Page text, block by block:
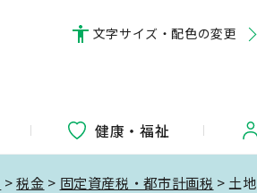
文字サイズ・配色の変更
健康・福祉
>税金 > 固定資産税・都市計画税 > 土地